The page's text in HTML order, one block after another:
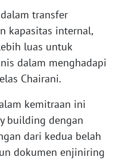
transfer
kapasitas internal,
luas untuk
dalam menghadapi
Chairani.
kemitraan ini
building dengan
dari kedua belah
dokumen enjiniring